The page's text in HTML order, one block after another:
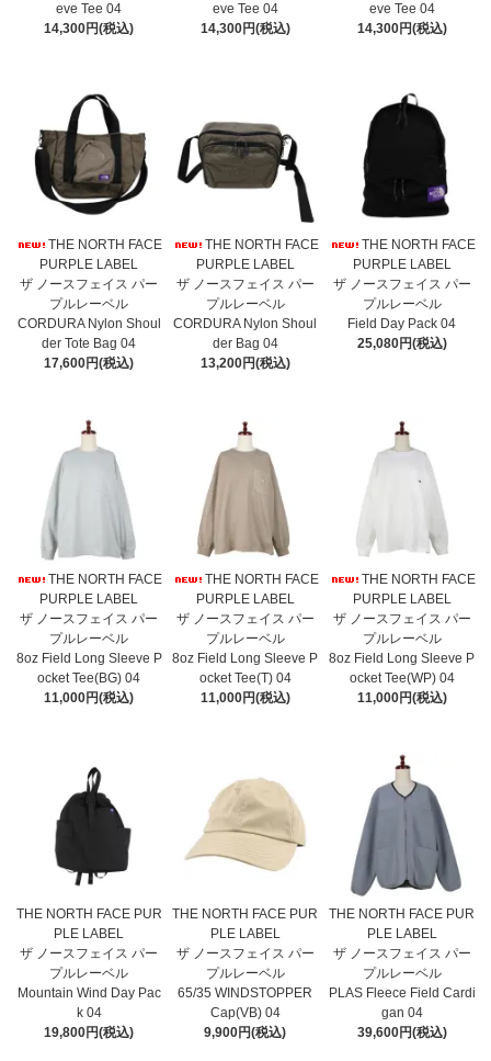
eve Tee 04
14,300円(税込)
eve Tee 04
14,300円(税込)
eve Tee 04
14,300円(税込)
THE NORTH FACE
PURPLE LABEL
ザ ノースフェイス パー
プルレーベル
CORDURA Nylon Shoul
der Tote Bag 04
17,600円(税込)
THE NORTH FACE
PURPLE LABEL
ザ ノースフェイス パー
プルレーベル
CORDURA Nylon Shoul
der Bag 04
13,200円(税込)
THE NORTH FACE
PURPLE LABEL
ザ ノースフェイス パー
プルレーベル
Field Day Pack 04
25,080円(税込)
THE NORTH FACE
PURPLE LABEL
ザ ノースフェイス パー
プルレーベル
8oz Field Long Sleeve P
ocket Tee(BG) 04
11,000円(税込)
THE NORTH FACE
PURPLE LABEL
ザ ノースフェイス パー
プルレーベル
8oz Field Long Sleeve P
ocket Tee(T) 04
11,000円(税込)
THE NORTH FACE
PURPLE LABEL
ザ ノースフェイス パー
プルレーベル
8oz Field Long Sleeve P
ocket Tee(WP) 04
11,000円(税込)
THE NORTH FACE PUR
PLE LABEL
ザ ノースフェイス パー
プルレーベル
Mountain Wind Day Pac
k 04
19,800円(税込)
THE NORTH FACE PUR
PLE LABEL
ザ ノースフェイス パー
プルレーベル
65/35 WINDSTOPPER
Cap(VB) 04
9,900円(税込)
THE NORTH FACE PUR
PLE LABEL
ザ ノースフェイス パー
プルレーベル
PLAS Fleece Field Cardi
gan 04
39,600円(税込)